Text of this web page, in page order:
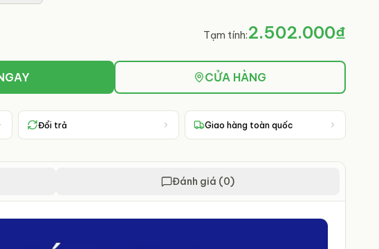
Tạm tính:2.502.000₫
CỬA HÀNG
Đổi trả Giao hàng toàn quốc
Đánh giá (0)